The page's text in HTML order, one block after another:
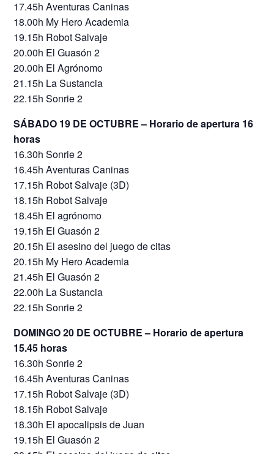
17.45h Aventuras Caninas
18.00h My Hero Academia
19.15h Robot Salvaje
20.00h El Guasón 2
20.00h El Agrónomo
21.15h La Sustancia
22.15h Sonrie 2
SÁBADO 19 DE OCTUBRE – Horario de apertura 16
horas
16.30h Sonrie 2
16.45h Aventuras Caninas
17.15h Robot Salvaje (3D)
18.15h Robot Salvaje
18.45h El agrónomo
19.15h El Guasón 2
20.15h El asesino del juego de citas
20.15h My Hero Academia
21.45h El Guasón 2
22.00h La Sustancia
22.15h Sonrie 2
DOMINGO 20 DE OCTUBRE – Horario de apertura
15.45 horas
16.30h Sonrie 2
16.45h Aventuras Caninas
17.15h Robot Salvaje (3D)
18.15h Robot Salvaje
18.30h El apocalipsis de Juan
19.15h El Guasón 2